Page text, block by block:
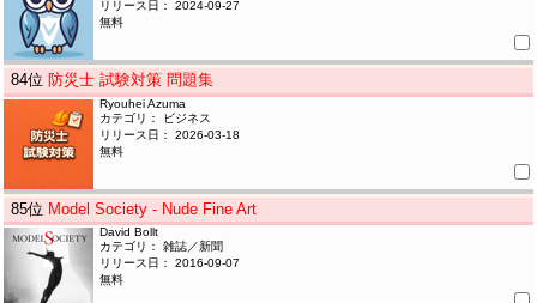
リリース日： 2024-09-27
無料
84位 防災士 試験対策 問題集
Ryouhei Azuma
カテゴリ： ビジネス
リリース日： 2026-03-18
無料
85位 Model Society - Nude Fine Art
David Bollt
カテゴリ： 雑誌／新聞
リリース日： 2016-09-07
無料